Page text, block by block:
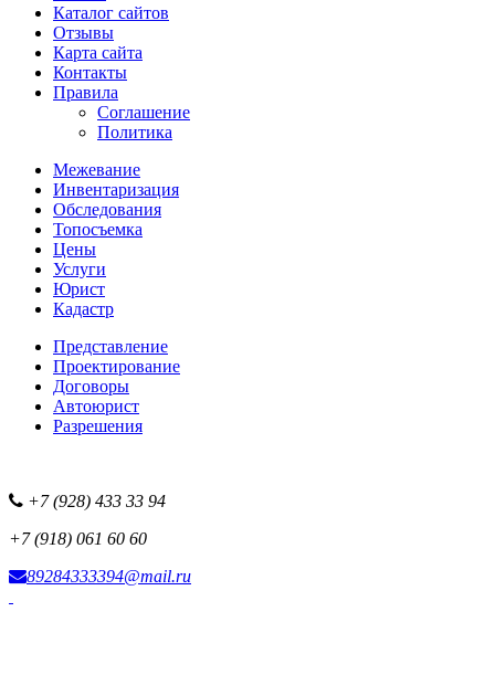
Каталог сайтов
Отзывы
Карта сайта
Контакты
Правила
Соглашение
Политика
Межевание
Инвентаризация
Обследования
Топосъемка
Цены
Услуги
Юрист
Кадастр
Представление
Проектирование
Договоры
Автоюрист
Разрешения
+7 (928) 433 33 94
+7 (918) 061 60 60
89284333394@mail.ru